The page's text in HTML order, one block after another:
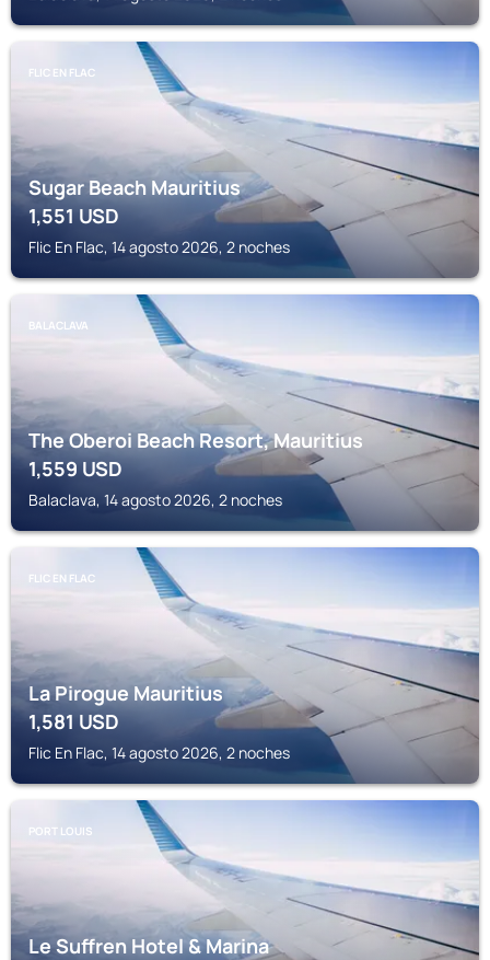
FLIC EN FLAC
Sugar Beach Mauritius
1,551USD
Flic En Flac, 14 agosto 2026, 2 noches
BALACLAVA
The Oberoi Beach Resort, Mauritius
1,559USD
Balaclava, 14 agosto 2026, 2 noches
FLIC EN FLAC
La Pirogue Mauritius
1,581USD
Flic En Flac, 14 agosto 2026, 2 noches
PORT LOUIS
Le Suffren Hotel & Marina